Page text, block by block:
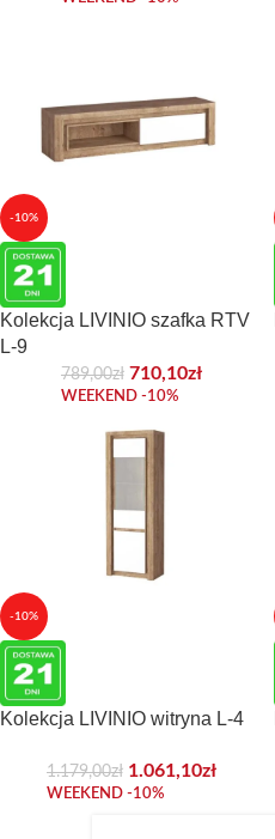
-10%
Kolekcja LIVINIO szafka RTV
L-9
789,00zł 710,10zł
WEEKEND -10%
-10%
Kolekcja LIVINIO witryna L-4
1.179,00zł 1.061,10zł
WEEKEND -10%